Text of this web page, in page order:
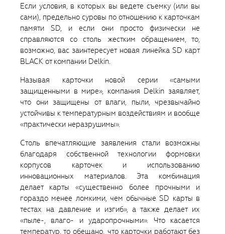
Если условия, в которых вы ведете съемку (или вы
сами), предельно суровы по отношению к карточкам
памяти SD, и если они просто физически не
справляются со столь жестким обращением, то,
возможно, вас заинтересует новая линейка SD карт
BLACK от компании Delkin.
Называя карточки новой серии «самыми
защищенными в мире», компания Delkin заявляет,
что они защищены от влаги, пыли, чрезвычайно
устойчивы к температурным воздействиям и вообще
«практически неразрушимы».
Столь впечатляющие заявления стали возможны
благодаря собственной технологии формовки
корпусов карточек и использованию
инновационных материалов. Эта комбинация
делает карты «существенно более прочными и
гораздо менее ломкими, чем обычные SD карты в
тестах на давление и изгиб», а также делает их
«пыле-, влаго- и ударопрочными». Что касается
температур, то обещано, что карточки работают без